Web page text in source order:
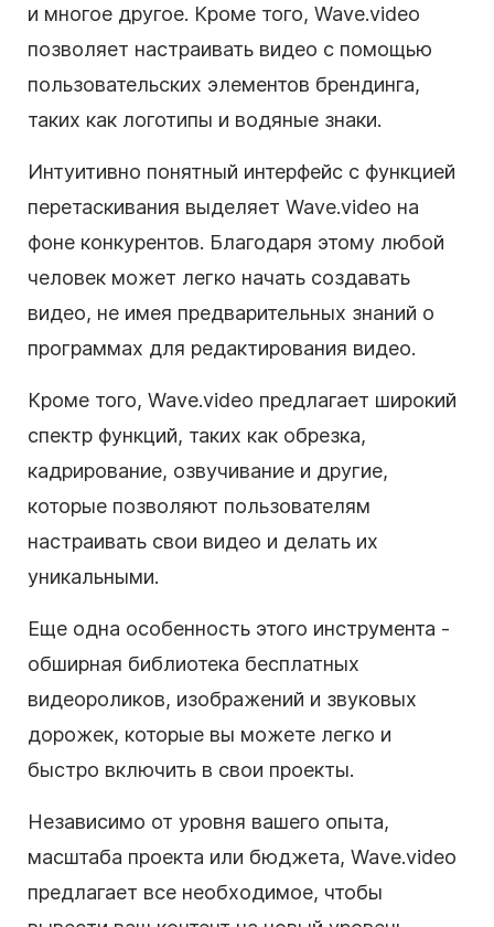
и многое другое. Кроме того, Wave.video
позволяет настраивать видео с помощью
пользовательских элементов брендинга,
таких как логотипы и водяные знаки.
Интуитивно понятный интерфейс с функцией
перетаскивания выделяет Wave.video на
фоне конкурентов. Благодаря этому любой
человек может легко начать создавать
видео, не имея предварительных знаний о
программах для редактирования видео.
Кроме того, Wave.video предлагает широкий
спектр функций, таких как обрезка,
кадрирование, озвучивание и другие,
которые позволяют пользователям
настраивать свои видео и делать их
уникальными.
Еще одна особенность этого инструмента -
обширная библиотека бесплатных
видеороликов, изображений и звуковых
дорожек, которые вы можете легко и
быстро включить в свои проекты.
Независимо от уровня вашего опыта,
масштаба проекта или бюджета, Wave.video
предлагает все необходимое, чтобы